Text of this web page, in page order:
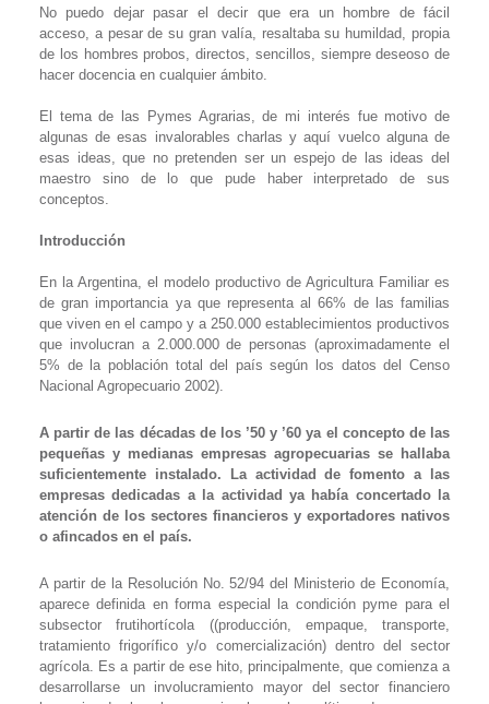
No puedo dejar pasar el decir que era un hombre de fácil
acceso, a pesar de su gran valía, resaltaba su humildad, propia
de los hombres probos, directos, sencillos, siempre deseoso de
hacer docencia en cualquier ámbito.
El tema de las Pymes Agrarias, de mi interés fue motivo de
algunas de esas invalorables charlas y aquí vuelco alguna de
esas ideas, que no pretenden ser un espejo de las ideas del
maestro sino de lo que pude haber interpretado de sus
conceptos.
Introducción
En la Argentina, el modelo productivo de Agricultura Familiar es
de gran importancia ya que representa al 66% de las familias
que viven en el campo y a 250.000 establecimientos productivos
que involucran a 2.000.000 de personas (aproximadamente el
5% de la población total del país según los datos del Censo
Nacional Agropecuario 2002).
A partir de las décadas de los ’50 y ’60 ya el concepto de las
pequeñas y medianas empresas agropecuarias se hallaba
suficientemente instalado. La actividad de fomento a las
empresas dedicadas a la actividad ya había concertado la
atención de los sectores financieros y exportadores nativos
o afincados en el país.
A partir de la Resolución No. 52/94 del Ministerio de Economía,
aparece definida en forma especial la condición pyme para el
subsector frutihortícola ((producción, empaque, transporte,
tratamiento frigorífico y/o comercialización) dentro del sector
agrícola. Es a partir de ese hito, principalmente, que comienza a
desarrollarse un involucramiento mayor del sector financiero